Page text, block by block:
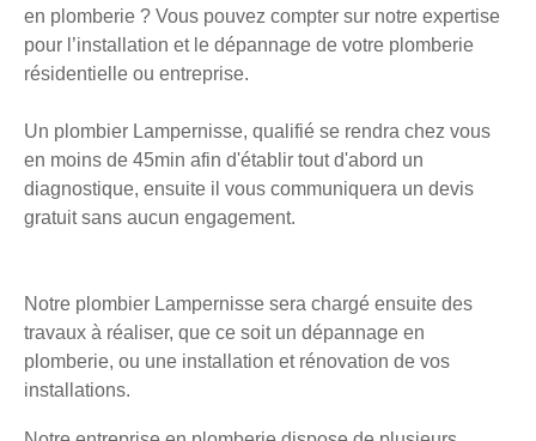
en plomberie ? Vous pouvez compter sur notre expertise
pour l’installation et le dépannage de votre plomberie
résidentielle ou entreprise.
Un plombier Lampernisse, qualifié se rendra chez vous
en moins de 45min afin d'établir tout d'abord un
diagnostique, ensuite il vous communiquera un devis
gratuit sans aucun engagement.
Notre plombier Lampernisse sera chargé ensuite des
travaux à réaliser, que ce soit un dépannage en
plomberie, ou une installation et rénovation de vos
installations.